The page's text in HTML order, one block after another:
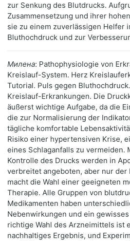
zur Senkung des Blutdrucks.
Zusammensetzung und ihrer
sie zu einem zuverlässigen Helfer
Bluthochdruck und zur
Милена: Pathophysiologie von
Kreislauf-System. Herz
Tutorial. Puls gegen
Kreislauf-Erkrankungen. Die
äußerst wichtige Aufgabe, da die
die zur Normalisierung der
tägliche komfortable
Risiko einer hypertensiven Krise,
eines Schlaganfalls zu vermeiden.
Kontrolle des Drucks werden in
verbreitet angeboten, aber nur der
macht die Wahl einer geeigneten
Therapie. Alle Gruppen von
Medikamenten haben
Nebenwirkungen und ein
richtige Wahl des Arzneimittels ist
nachhaltiges Ergebnis, und